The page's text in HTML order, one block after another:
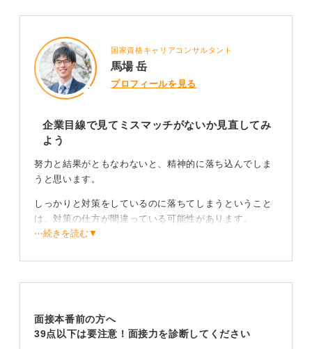
国家資格キャリアコンサルタント
馬場 岳
プロフィールを見る
企業目線で見てミスマッチがないか見直してみ
よう
努力と結果がともなわないと、精神的に落ち込んでしま
うと思います。
しっかりと対策をしているのに落ちてしまうということ
は、対策の仕方が間違っている可能性があります。
客観的なアドバイスをもとに自身の回答を磨こう
⋯続きを読む▼
面接本番前の方へ
39点以下は要注意！面接力を診断してください